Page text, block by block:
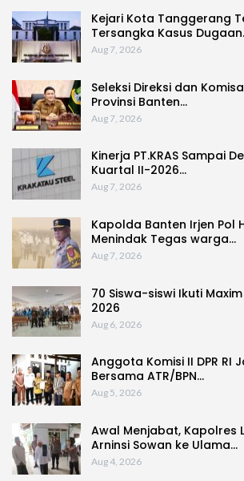
Kejari Kota Tanggerang
Tersangka Kasus
Aug 7, 2026
Seleksi Direksi dan
Provinsi Banten…
Aug 7, 2026
Kinerja PT.KRAS Sampai
Kuartal II-2026…
Aug 7, 2026
Kapolda Banten Irjen Pol
Menindak Tegas warga…
Aug 7, 2026
70 Siswa-siswi Ikuti
2026
Aug 6, 2026
Anggota Komisi II DPR RI
Bersama ATR/BPN…
Aug 5, 2026
Awal Menjabat, Kapolres
Arninsi Sowan ke Ulama…
Aug 4, 2026